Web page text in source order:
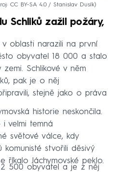
CC BY-SA 4.0 / Stanislav Dusík
Schliků zažil požáry,
oblasti narazili na první
obyvatel 18 000 a stalo
zemi. Schlikové v něm
pak je o něj
stejně jako o práva
historie neskončila.
velmi temná
světové válce, kdy
komunisté stvořili děsivý
říkalo Jáchymovské peklo.
2 500 obyvatel a je z něj